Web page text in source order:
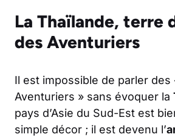
La Thaïlande, terre
des Aventuriers
Il est impossible de parler des
Aventuriers » sans évoquer la
pays d’Asie du Sud-Est est
simple décor ; il est devenu l’